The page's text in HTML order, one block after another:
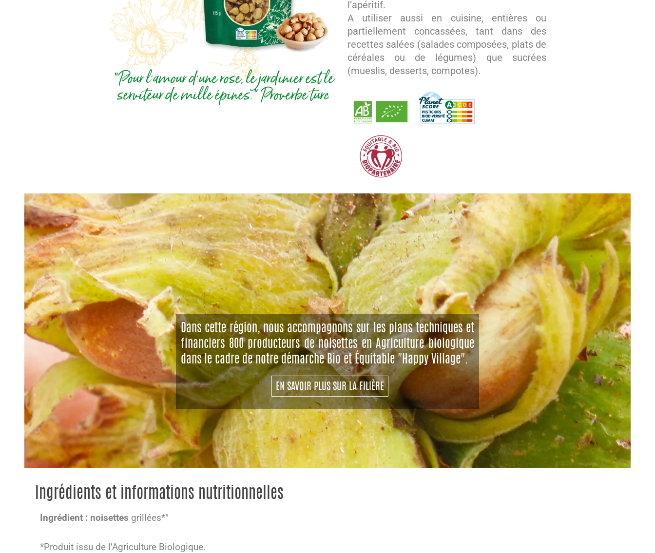
"Pour l'amour d'une rose, le jardinier est le
serviteur de mille épines." Proverbe turc
l’apéritif.
A utiliser aussi en cuisine, entières ou
partiellement concassées, tant dans des
recettes salées (salades composées, plats de
céréales ou de légumes) que sucrées
(mueslis, desserts, compotes).
Dans cette région, nous accompagnons sur les plans techniques et
financiers 800 producteurs de noisettes en Agriculture biologique
dans le cadre de notre démarche Bio et Équitable "Happy Village".
EN SAVOIR PLUS SUR LA FILIÈRE
Ingrédients et informations nutritionnelles
Ingrédient : noisettes grillées*°
*Produit issu de l’Agriculture Biologique.